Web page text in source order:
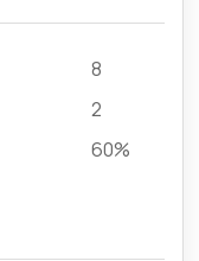
8
2
60%